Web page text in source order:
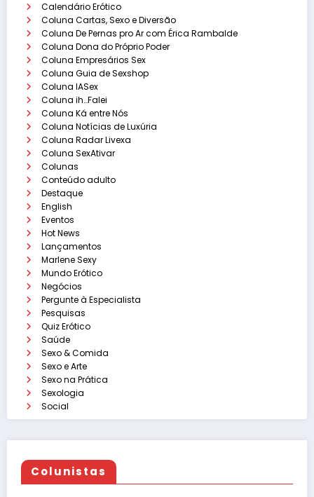
Calendário Erótico
Coluna Cartas, Sexo e Diversão
Coluna De Pernas pro Ar com Érica Rambalde
Coluna Dona do Próprio Poder
Coluna Empresários Sex
Coluna Guia de Sexshop
Coluna IASex
Coluna ih…Falei
Coluna Ká entre Nós
Coluna Notícias de Luxúria
Coluna Radar Livexa
Coluna SexAtivar
Colunas
Conteúdo adulto
Destaque
English
Eventos
Hot News
Lançamentos
Marlene Sexy
Mundo Erótico
Negócios
Pergunte à Especialista
Pesquisas
Quiz Erótico
Saúde
Sexo & Comida
Sexo e Arte
Sexo na Prática
Sexologia
Social
Colunistas